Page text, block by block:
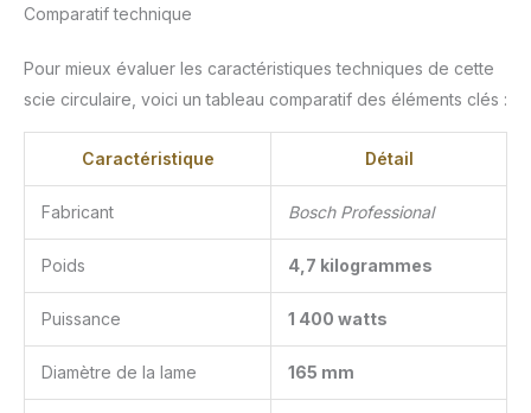
Comparatif technique
Pour mieux évaluer les caractéristiques techniques de cette
scie circulaire, voici un tableau comparatif des éléments clés :
Caractéristique Détail
Fabricant Bosch Professional
Poids 4,7 kilogrammes
Puissance 1 400 watts
Diamètre de la lame 165 mm